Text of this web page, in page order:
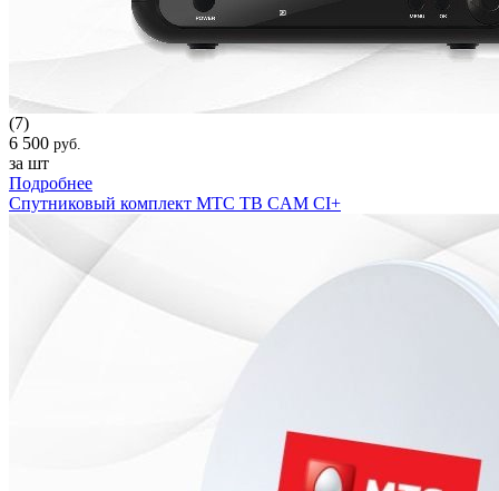
(7)
6 500 руб.
за шт
Подробнее
Спутниковый комплект МТС ТВ CAM CI+